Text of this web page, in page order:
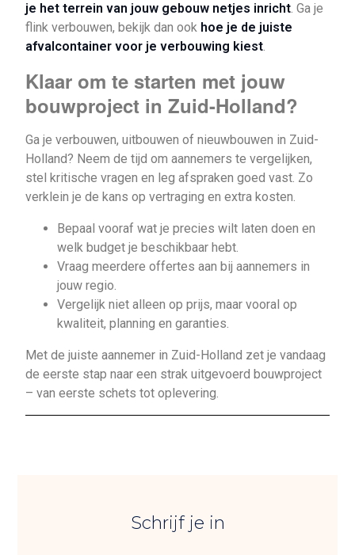
je het terrein van jouw gebouw netjes inricht. Ga je
flink verbouwen, bekijk dan ook hoe je de juiste
afvalcontainer voor je verbouwing kiest.
Klaar om te starten met jouw
bouwproject in Zuid-Holland?
Ga je verbouwen, uitbouwen of nieuwbouwen in Zuid-
Holland? Neem de tijd om aannemers te vergelijken,
stel kritische vragen en leg afspraken goed vast. Zo
verklein je de kans op vertraging en extra kosten.
Bepaal vooraf wat je precies wilt laten doen en
welk budget je beschikbaar hebt.
Vraag meerdere offertes aan bij aannemers in
jouw regio.
Vergelijk niet alleen op prijs, maar vooral op
kwaliteit, planning en garanties.
Met de juiste aannemer in Zuid-Holland zet je vandaag
de eerste stap naar een strak uitgevoerd bouwproject
– van eerste schets tot oplevering.
Schrijf je in